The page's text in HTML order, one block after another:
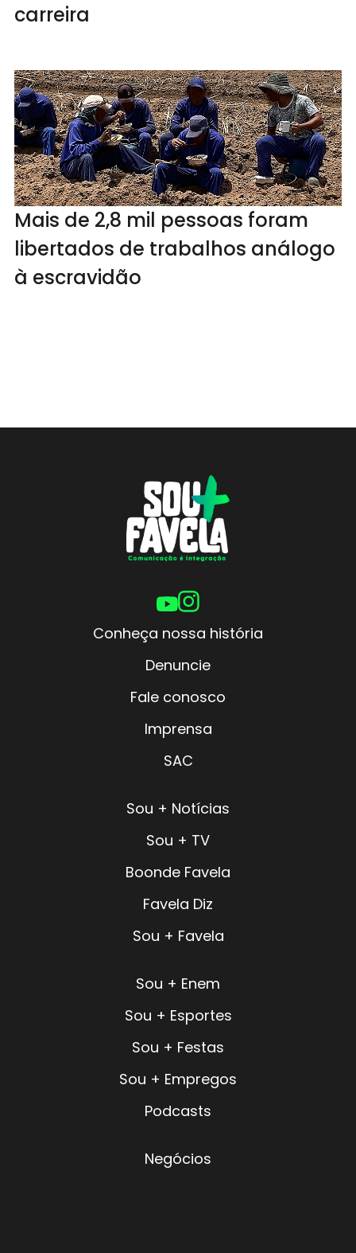
carreira
Mais de 2,8 mil pessoas foram
libertados de trabalhos análogo
à escravidão
Conheça nossa história
Denuncie
Fale conosco
Imprensa
SAC
Sou + Notícias
Sou + TV
Boonde Favela
Favela Diz
Sou + Favela
Sou + Enem
Sou + Esportes
Sou + Festas
Sou + Empregos
Podcasts
Negócios